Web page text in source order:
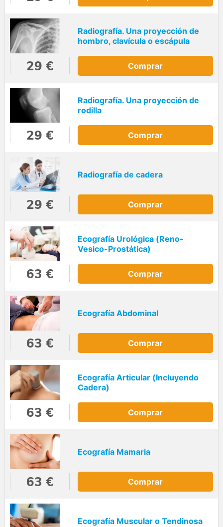
Radiografía. Una proyección de
hombro, clavícula o escápula
29 € Comprar
Radiografía. Una proyección de
rodilla
29 € Comprar
Radiografía de cadera
29 € Comprar
Ecografía Urológica (Reno-
Vesico-Prostática)
63 € Comprar
Ecografía Abdominal
63 € Comprar
Ecografía Articular (Incluyendo
Cadera)
63 € Comprar
Ecografía Mamaria
63 € Comprar
Ecografía Muscular o Tendinosa